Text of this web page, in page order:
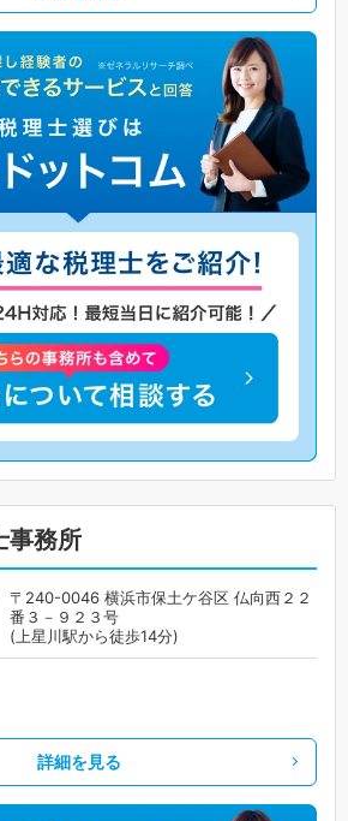
事務所
〒240-0046 横浜市保土ケ谷区 仏向西２２
番３－９２３号
(上星川駅から徒歩14分)
詳細を見る